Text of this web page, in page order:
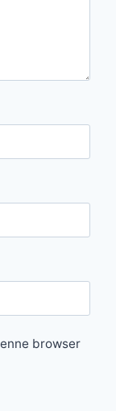
browser